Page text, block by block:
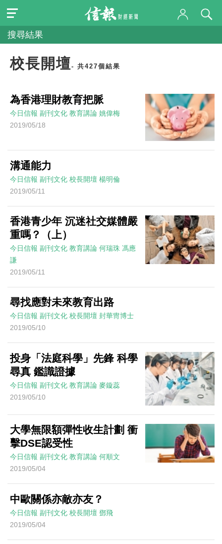
搜尋結果
校長開壇- 共427個結果
為香港理財教育把脈
今日信報 副刊文化 教育講論 姚偉梅
2019/05/18
溝通能力
今日信報 副刊文化 校長開壇 楊明倫
2019/05/11
香港青少年 沉迷社交媒體嚴
重嗎？（上）
今日信報 副刊文化 教育講論 何瑞珠 馮應
謙
2019/05/11
尋找應對未來教育出路
今日信報 副刊文化 校長開壇 封華冑博士
2019/05/10
投身「法庭科學」先鋒 科學
尋真 鑑識證據
今日信報 副刊文化 教育講論 麥鏇蕊
2019/05/10
大學無限額彈性收生計劃 衝
擊DSE認受性
今日信報 副刊文化 教育講論 何順文
2019/05/04
中歐關係亦敵亦友？
今日信報 副刊文化 校長開壇 鄧飛
2019/05/04